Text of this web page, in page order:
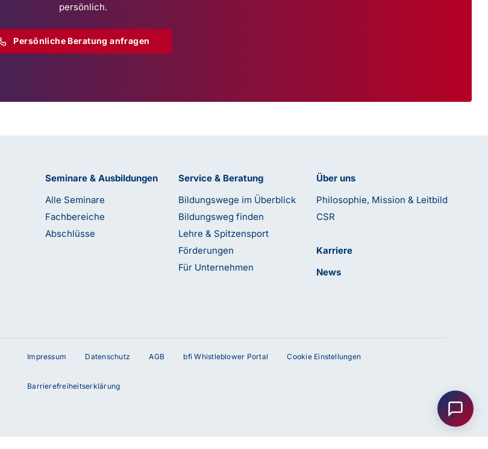
persönlich.
Persönliche Beratung anfragen
Über uns
Philosophie, Mission & Leitbild
CSR
Karriere
News
Service & Beratung
Bildungswege im Überblick
Bildungsweg finden
Lehre & Spitzensport
Förderungen
Für Unternehmen
Seminare & Ausbildungen
Alle Seminare
Fachbereiche
Abschlüsse
Impressum Datenschutz AGB bfi Whistleblower Portal Cookie Einstellungen
Barrierefreiheitserklärung